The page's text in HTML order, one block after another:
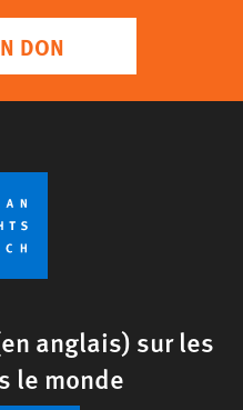
DON
anglais) sur les
le monde